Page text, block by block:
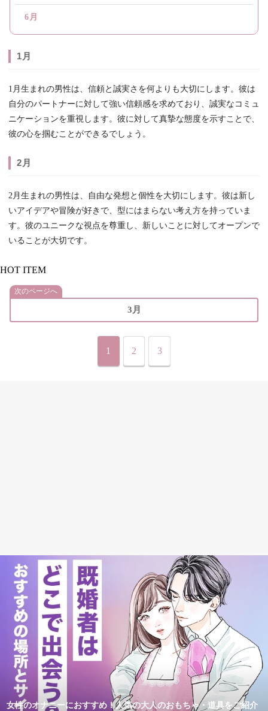
6月
1月
1月生まれの男性は、信頼と誠実さを何よりも大切にします。彼は
自分のパートナーに対して強い信頼感を求めており、誠実なコミュ
ニケーションを重視します。彼に対して真摯な態度を示すことで、
彼の心を掴むことができるでしょう。
2月
2月生まれの男性は、自由な発想と個性を大切にします。彼は新し
いアイデアや冒険が好きで、型にはまらない考え方を持っていま
す。彼のユニークな視点を尊重し、新しいことに対してオープンで
いることが大切です。
HOT ITEM
次のページへ
3月
1 2 3
女性のオナニーにおすすめ！人気の大人のおもちゃ・道具をご紹介